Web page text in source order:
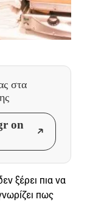
στα
on
ξέρει πια να
πως